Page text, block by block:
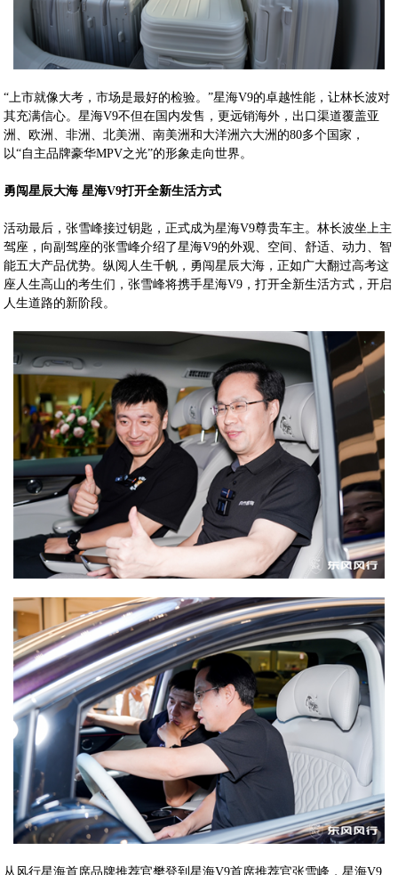
“上市就像大考，市场是最好的检验。”星海V9的卓越性能，让林长波对
其充满信心。星海V9不但在国内发售，更远销海外，出口渠道覆盖亚
洲、欧洲、非洲、北美洲、南美洲和大洋洲六大洲的80多个国家，
以“自主品牌豪华MPV之光”的形象走向世界。
勇闯星辰大海 星海V9打开全新生活方式
活动最后，张雪峰接过钥匙，正式成为星海V9尊贵车主。林长波坐上主
驾座，向副驾座的张雪峰介绍了星海V9的外观、空间、舒适、动力、智
能五大产品优势。纵阅人生千帆，勇闯星辰大海，正如广大翻过高考这
座人生高山的考生们，张雪峰将携手星海V9，打开全新生活方式，开启
人生道路的新阶段。
从风行星海首席品牌推荐官樊登到星海V9首席推荐官张雪峰，星海V9